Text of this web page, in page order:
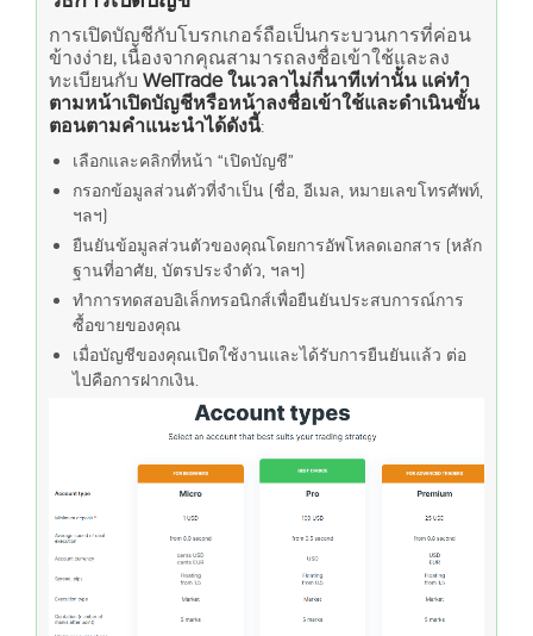
การเปิดบัญชีกับโบรกเกอร์ถือเป็นกระบวนการที่ค่อน
ข้างง่าย, เนื่องจากคุณสามารถลงชื่อเข้าใช้และลง
ทะเบียนกับ WelTrade ในเวลาไม่กี่นาทีเท่านั้น แค่ทำ
ตามหน้าเปิดบัญชีหรือหน้าลงชื่อเข้าใช้และดำเนินขั้น
ตอนตามคำแนะนำได้ดังนี้:
เลือกและคลิกที่หน้า “เปิดบัญชี”
กรอกข้อมูลส่วนตัวที่จำเป็น (ชื่อ, อีเมล, หมายเลขโทรศัพท์,
ฯลฯ)
ยืนยันข้อมูลส่วนตัวของคุณโดยการอัพโหลดเอกสาร (หลัก
ฐานที่อาศัย, บัตรประจำตัว, ฯลฯ)
ทำการทดสอบอิเล็กทรอนิกส์เพื่อยืนยันประสบการณ์การ
ซื้อขายของคุณ
เมื่อบัญชีของคุณเปิดใช้งานและได้รับการยืนยันแล้ว ต่อ
ไปคือการฝากเงิน.